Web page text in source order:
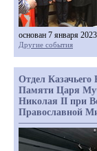
основан 7 января 2023
Другие события
Отдел Казачьего
Памяти Царя
Николая II при
Православной